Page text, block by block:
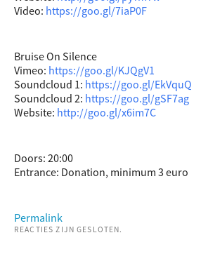
Video: https://goo.gl/7iaP0F
Bruise On Silence
Vimeo: https://goo.gl/KJQgV1
Soundcloud 1: https://goo.gl/EkVquQ
Soundcloud 2: https://goo.gl/gSF7ag
Website: http://goo.gl/x6im7C
Doors: 20:00
Entrance: Donation, minimum 3 euro
Permalink
REACTIES ZIJN GESLOTEN.